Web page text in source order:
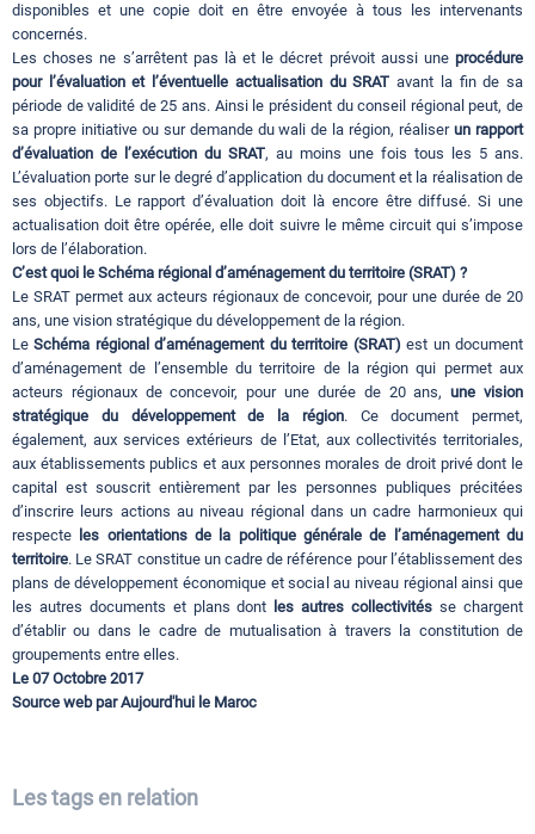
disponibles et une copie doit en être envoyée à tous les intervenants
concernés.
Les choses ne s’arrêtent pas là et le décret prévoit aussi une procédure
pour l’évaluation et l’éventuelle actualisation du SRAT avant la fin de sa
période de validité de 25 ans. Ainsi le président du conseil régional peut, de
sa propre initiative ou sur demande du wali de la région, réaliserun rapport
d’évaluation de l’exécution du SRAT, au moins une fois tous les 5 ans.
L’évaluation porte sur le degré d’application du document et la réalisation de
ses objectifs. Le rapport d’évaluation doit là encore être diffusé. Si une
actualisation doit être opérée, elle doit suivre le même circuit qui s’impose
lors de l’élaboration.
C’est quoi le Schéma régional d’aménagement du territoire (SRAT) ?
Le SRAT permet aux acteurs régionaux de concevoir, pour une durée de 20
ans, une vision stratégique du développement de la région.
LeSchéma régional d’aménagement du territoire (SRAT) est un document
d’aménagement de l’ensemble du territoire de la région qui permet aux
acteurs régionaux de concevoir, pour une durée de 20 ans,une vision
stratégique du développement de la région. Ce document permet,
également, aux services extérieurs de l’Etat, aux collectivités territoriales,
aux établissements publics et aux personnes morales de droit privé dont le
capital est souscrit entièrement par les personnes publiques précitées
d’inscrire leurs actions au niveau régional dans un cadre harmonieux qui
respecte les orientations de la politique générale de l’aménagement du
territoire. Le SRAT constitue un cadre de référence pour l’établissement des
plans de développement économique et social au niveau régional ainsi que
les autres documents et plans dont les autres collectivitésse chargent
d’établir ou dans le cadre de mutualisation à travers la constitution de
groupements entre elles.
Le 07 Octobre 2017
Source web par Aujourd'hui le Maroc
Les tags en relation